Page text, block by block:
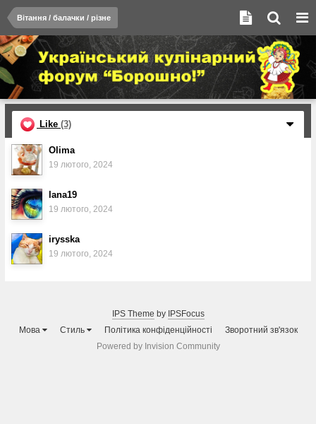
Вітання / балачки / різне
Like (3)
Olima
19 лютого, 2024
lana19
19 лютого, 2024
irysska
19 лютого, 2024
IPS Theme by IPSFocus
Мова
Стиль Політика конфіденційності
Зворотний зв'язок
Powered by Invision Community